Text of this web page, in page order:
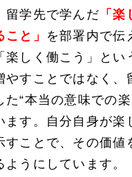
留学先で学んだ 「
こと」
を部署内で伝
楽しく働こう」とい
やすことではなく、
た“本当の意味での
ます。自分自身が楽
すことで、その価値
ようにしています。